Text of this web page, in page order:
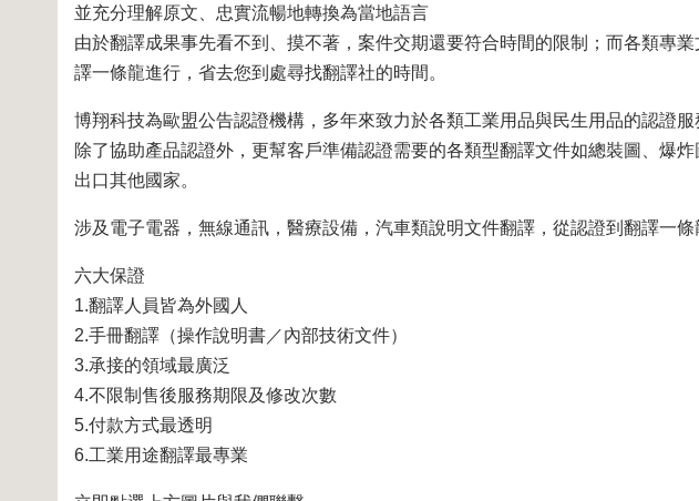
並充分理解原文、忠實流暢地轉換為當地語言
由於翻譯成果事先看不到、摸不著，案件交期還要符合時間的限制；而各類專
譯一條龍進行，省去您到處尋找翻譯社的時間。
博翔科技為歐盟公告認證機構，多年來致力於各類工業用品與民生用品的認證服
除了協助產品認證外，更幫客戶準備認證需要的各類型翻譯文件如總裝圖、爆
出口其他國家。
涉及電子電器，無線通訊，醫療設備，汽車類說明文件翻譯，從認證到翻譯一條
六大保證
1.翻譯人員皆為外國人
2.手冊翻譯（操作說明書／內部技術文件）
3.承接的領域最廣泛
4.不限制售後服務期限及修改次數
5.付款方式最透明
6.工業用途翻譯最專業